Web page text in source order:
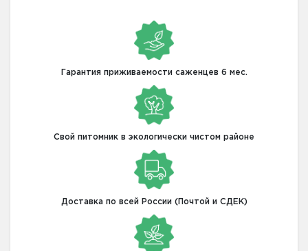
Гарантия приживаемости саженцев 6 мес.
Свой питомник в экологически чистом районе
Доставка по всей России (Почтой и СДЕК)